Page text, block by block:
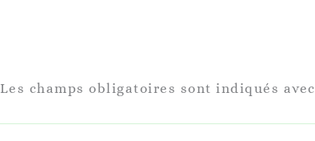
Les champs obligatoires sont indiqués avec